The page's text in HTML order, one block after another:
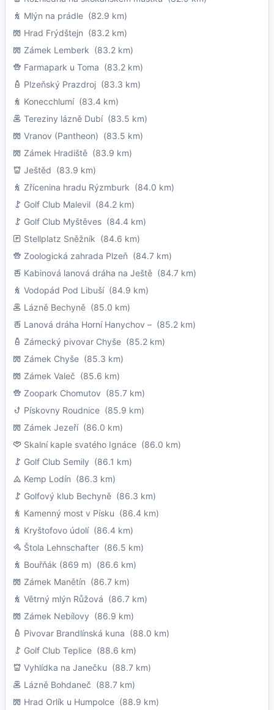
Mlýn na prádle (82.9 km)
Hrad Frýdštejn (83.2 km)
Zámek Lemberk (83.2 km)
Farmapark u Toma (83.2 km)
Plzeňský Prazdroj (83.3 km)
Konecchlumí(83.4 km)
Tereziny lázně Dubí(83.5 km)
Vranov (Pantheon) (83.5 km)
Zámek Hradiště (83.9 km)
Ještěd (83.9 km)
Zřícenina hradu Rýzmburk (84.0 km)
Golf Club Malevil (84.2 km)
Golf Club Myštěves (84.4 km)
Stellplatz Sněžník (84.6 km)
Zoologická zahrada Plzeň (84.7 km)
Kabinová lanová dráha na Ještě (84.7 km)
Vodopád Pod Libuší(84.9 km)
Lázně Bechyně (85.0 km)
Lanová dráha Horní Hanychov – (85.2 km)
Zámecký pivovar Chyše (85.2 km)
Zámek Chyše (85.3 km)
Zámek Valeč (85.6 km)
Zoopark Chomutov (85.7 km)
Pískovny Roudnice (85.9 km)
Zámek Jezeří(86.0 km)
Skalní kaple svatého Ignáce (86.0 km)
Golf Club Semily (86.1 km)
Kemp Lodín (86.3 km)
Golfový klub Bechyně (86.3 km)
Kamenný most v Písku (86.4 km)
Kryštofovo údolí(86.4 km)
Štola Lehnschafter (86.5 km)
Bouřňák (869 m) (86.6 km)
Zámek Manětín (86.7 km)
Větrný mlýn Růžová (86.7 km)
Zámek Nebílovy (86.9 km)
Pivovar Brandlínská kuna (88.0 km)
Golf Club Teplice (88.6 km)
Vyhlídka na Janečku (88.7 km)
Lázně Bohdaneč (88.7 km)
Hrad Orlík u Humpolce (88.9 km)